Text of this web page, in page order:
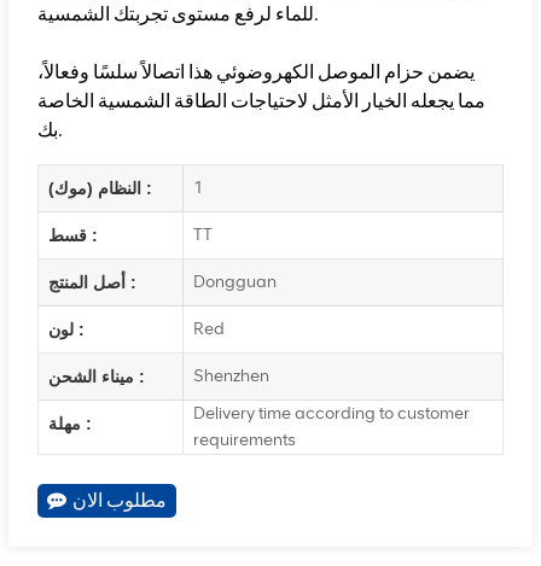
للماء لرفع مستوى تجربتك الشمسية.
يضمن حزام الموصل الكهروضوئي هذا اتصالاً سلسًا وفعالاً،
مما يجعله الخيار الأمثل لاحتياجات الطاقة الشمسية الخاصة
بك.
النظام (موك) : 1
قسط : TT
أصل المنتج : Dongguan
لون : Red
ميناء الشحن : Shenzhen
مهلة :
Delivery time according to customer
requirements
مطلوب الان